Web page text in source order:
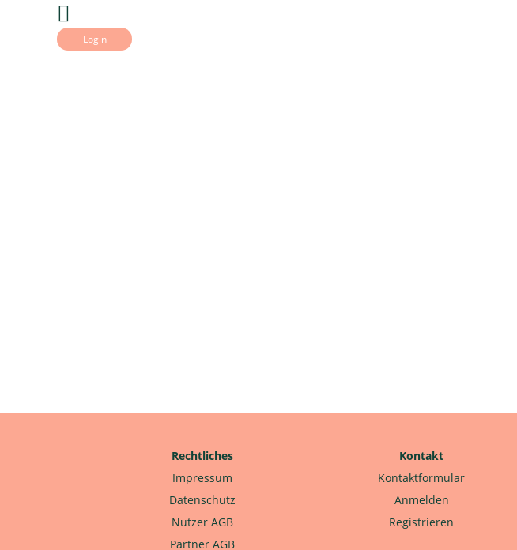
Login
Rechtliches
Impressum
Datenschutz
Nutzer AGB
Partner AGB
Kontakt
Kontaktformular
Anmelden
Registrieren